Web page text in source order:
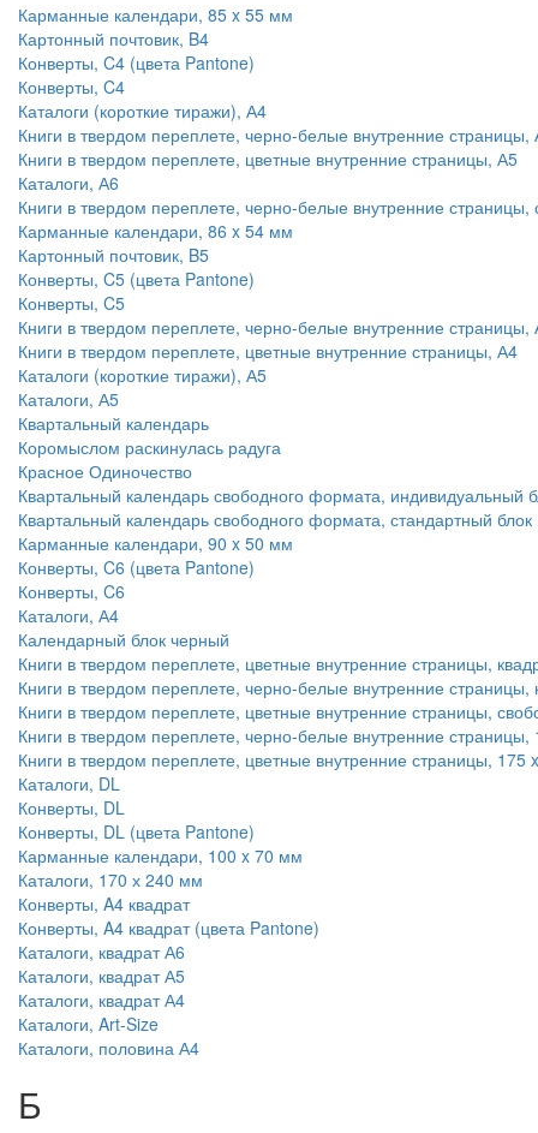
Карманные календари, 85 x 55 мм
Картонный почтовик, B4
Конверты, C4 (цвета Pantone)
Конверты, C4
Каталоги (короткие тиражи), А4
Книги в твердом переплете, черно-белые внутренние страницы,
Книги в твердом переплете, цветные внутренние страницы, А5
Каталоги, А6
Книги в твердом переплете, черно-белые внутренние
Карманные календари, 86 x 54 мм
Картонный почтовик, B5
Конверты, C5 (цвета Pantone)
Конверты, C5
Книги в твердом переплете, черно-белые внутренние страницы,
Книги в твердом переплете, цветные внутренние страницы, А4
Каталоги (короткие тиражи), А5
Каталоги, А5
Квартальный календарь
Коромыслом раскинулась радуга
Красное Одиночество
Квартальный календарь свободного формата, индивидуальный
Квартальный календарь свободного формата, стандартный блок
Карманные календари, 90 x 50 мм
Конверты, C6 (цвета Pantone)
Конверты, C6
Каталоги, А4
Календарный блок черный
Книги в твердом переплете, цветные внутренние страницы,
Книги в твердом переплете, черно-белые внутренние
Книги в твердом переплете, цветные внутренние страницы,
Книги в твердом переплете, черно-белые внутренние
Книги в твердом переплете, цветные внутренние страницы, 175
Каталоги, DL
Конверты, DL
Конверты, DL (цвета Pantone)
Карманные календари, 100 x 70 мм
Каталоги, 170 х 240 мм
Конверты, A4 квадрат
Конверты, A4 квадрат (цвета Pantone)
Каталоги, квадрат А6
Каталоги, квадрат А5
Каталоги, квадрат А4
Каталоги, Art-Size
Каталоги, половина А4
Б